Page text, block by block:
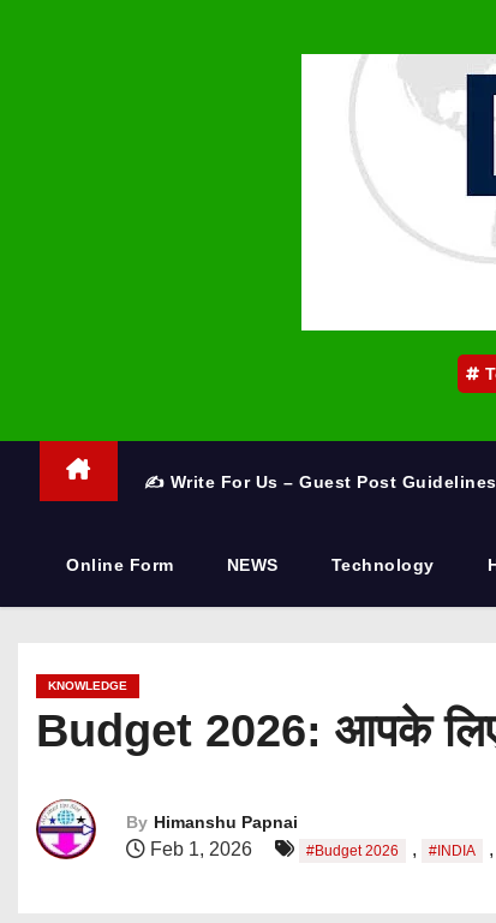
✍️ Write For Us – Guest Post Guidelines
Online Form NEWS Technology
KNOWLEDGE
Budget 2026: आपके
By Himanshu Papnai
Feb 1, 2026 #Budget 2026 , #INDIA ,